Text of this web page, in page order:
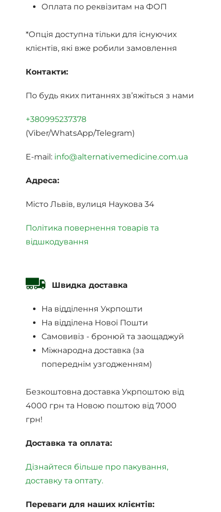
Оплата по реквізитам на ФОП
*Опція доступна тільки для існуючих
клієнтів, які вже робили замовлення
Контакти:
По будь яких питаннях зв’яжіться з нами
+380995237378
(Viber/WhatsApp/Telegram)
E-mail: info@alternativemedicine.com.ua
Адреса:
Місто Львів, вулиця Наукова 34
Політика повернення товарів та
відшкодування
Швидка доставка
На відділення Укрпошти
На відділена Нової Пошти
Самовивіз - бронюй та заощаджуй
Міжнародна доставка (за
попереднім узгодженням)
Безкоштовна доставка Укрпоштою від
4000 грн та Новою поштою від 7000
грн!
Доставка та оплата:
Дізнайтеся більше про пакування,
доставку та оптату.
Переваги для наших клієнтів: